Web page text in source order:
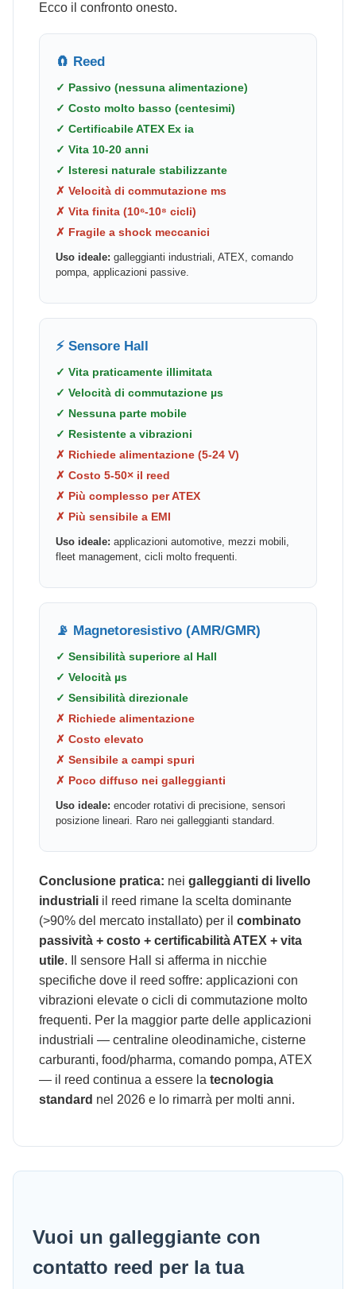
Ecco il confronto onesto.
🧲 Reed
✓ Passivo (nessuna alimentazione)
✓ Costo molto basso (centesimi)
✓ Certificabile ATEX Ex ia
✓ Vita 10-20 anni
✓ Isteresi naturale stabilizzante
✗ Velocità di commutazione ms
✗ Vita finita (10⁶-10⁸ cicli)
✗ Fragile a shock meccanici
Uso ideale: galleggianti industriali, ATEX, comando
pompa, applicazioni passive.
⚡ Sensore Hall
✓ Vita praticamente illimitata
✓ Velocità di commutazione µs
✓ Nessuna parte mobile
✓ Resistente a vibrazioni
✗ Richiede alimentazione (5-24 V)
✗ Costo 5-50× il reed
✗ Più complesso per ATEX
✗ Più sensibile a EMI
Uso ideale: applicazioni automotive, mezzi mobili,
fleet management, cicli molto frequenti.
📡 Magnetoresistivo (AMR/GMR)
✓ Sensibilità superiore al Hall
✓ Velocità µs
✓ Sensibilità direzionale
✗ Richiede alimentazione
✗ Costo elevato
✗ Sensibile a campi spuri
✗ Poco diffuso nei galleggianti
Uso ideale: encoder rotativi di precisione, sensori
posizione lineari. Raro nei galleggianti standard.
Conclusione pratica: nei galleggianti di livello
industriali il reed rimane la scelta dominante
(>90% del mercato installato) per il combinato
passività + costo + certificabilità ATEX + vita
utile. Il sensore Hall si afferma in nicchie
specifiche dove il reed soffre: applicazioni con
vibrazioni elevate o cicli di commutazione molto
frequenti. Per la maggior parte delle applicazioni
industriali — centraline oleodinamiche, cisterne
carburanti, food/pharma, comando pompa, ATEX
— il reed continua a essere la tecnologia
standard nel 2026 e lo rimarrà per molti anni.
Vuoi un galleggiante con
contatto reed per la tua